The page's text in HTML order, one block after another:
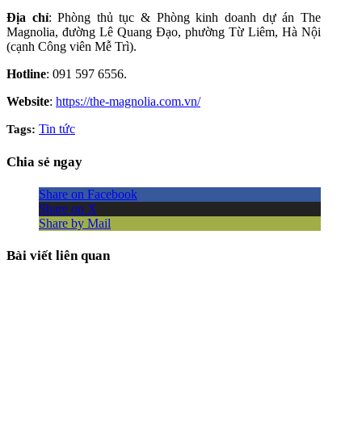
Địa chỉ: Phòng thủ tục & Phòng kinh doanh dự án The
Magnolia, đường Lê Quang Đạo, phường Từ Liêm, Hà Nội
(cạnh Công viên Mễ Trì).
Hotline: 091 597 6556.
Website: https://the-magnolia.com.vn/
Tags: Tin tức
Chia sẻ ngay
Share on Facebook
Share on X
Share by Mail
Bài viết liên quan